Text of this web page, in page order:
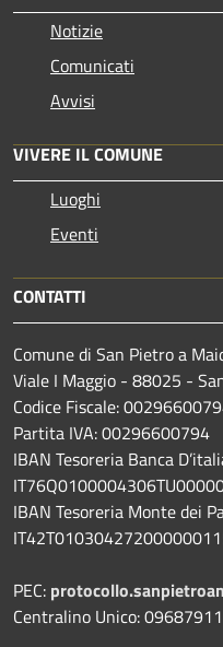
Notizie
Comunicati
Avvisi
VIVERE IL COMUNE
Luoghi
Eventi
CONTATTI
Comune di San Pietro a
Viale I Maggio - 88025 -
Codice Fiscale:
Partita IVA: 00296600794
IBAN Tesoreria Banca
IBAN Tesoreria Monte dei
PEC:
Centralino Unico: